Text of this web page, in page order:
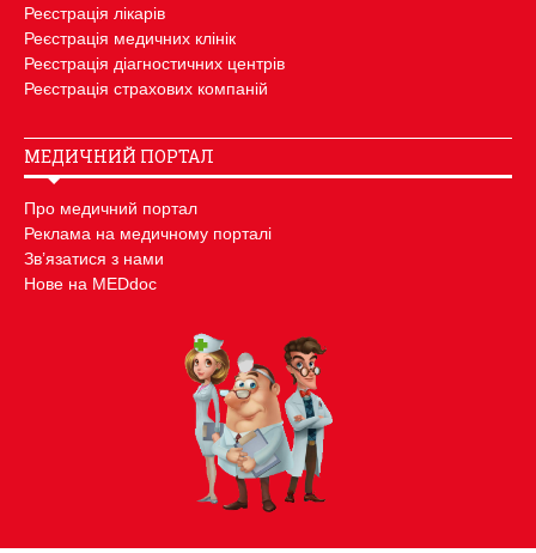
Реєстрація лікарів
Реєстрація медичних клінік
Реєстрація діагностичних центрів
Реєстрація страхових компаній
МЕДИЧНИЙ ПОРТАЛ
Про медичний портал
Реклама на медичному порталі
Зв’язатися з нами
Нове на MEDdoc